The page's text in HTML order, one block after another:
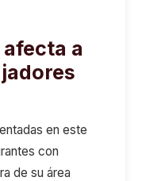
a
en este
con
de su área